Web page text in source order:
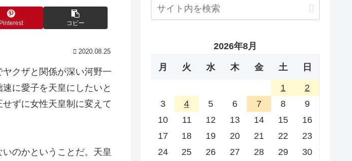
Pinterest コピー
2020.08.25
クザと関係が深い河野一
に愛子を天皇にしたいと
ずに女性天皇制に変えて
のかということだ。天皇
2026年8月
月 火 水 木 金 土 日
1
2
3
4 5 6 7 8
9
10
11 12 13 14 15
16
17
18 19 20 21 22
23
24
25 26 27 28 29
30